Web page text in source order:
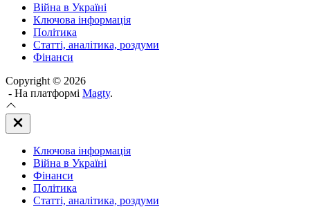
Війна в Україні
Ключова інформація
Політика
Статті, аналітика, роздуми
Фінанси
Copyright © 2026
- На платформі Magty.
Закрити
Off
(поза
полотном)
Ключова інформація
Війна в Україні
Фінанси
Політика
Статті, аналітика, роздуми